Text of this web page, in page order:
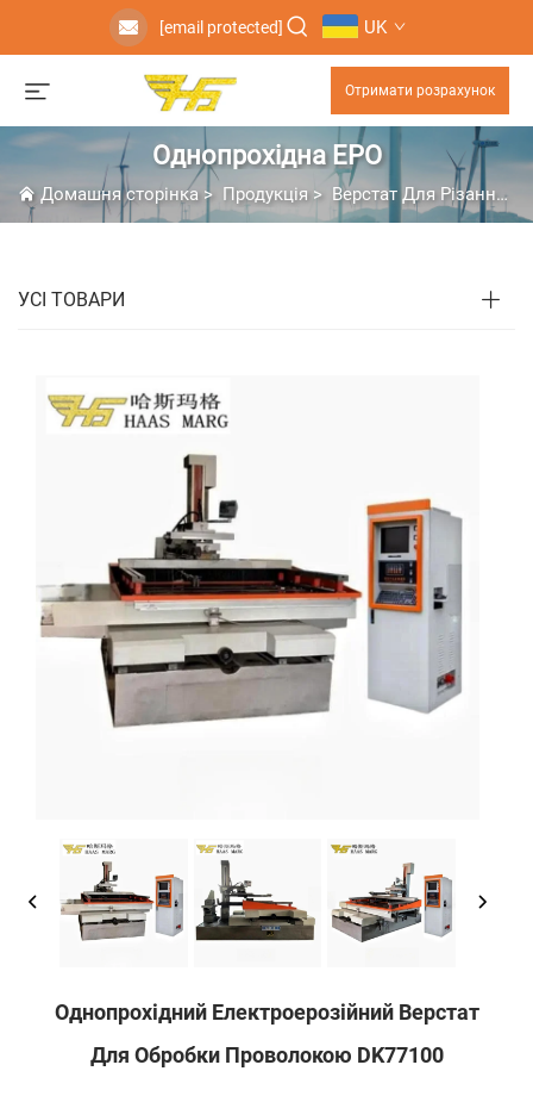
[email protected] UK
Отримати розрахунок
Однопрохідна ЕРО
Домашня сторінка> Продукція> Верстат Для Різання Дротом
УСІ ТОВАРИ
Однопрохідний Електроерозійний Верстат
Для Обробки Проволокою DK77100